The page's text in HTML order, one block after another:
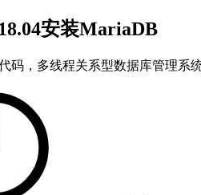
安装MariaDB
码，多线程关系型数据库管理系